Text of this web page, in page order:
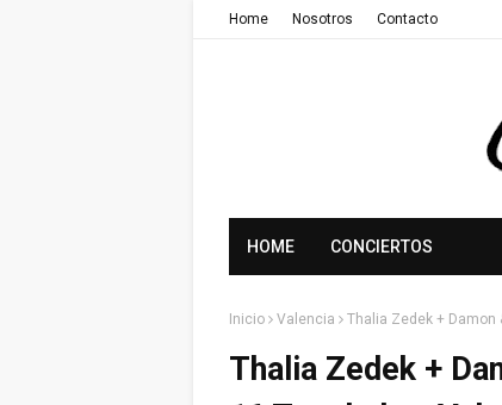
Home Nosotros Contacto
HOME CONCIERTOS
Inicio Valencia Thalia Zedek + Damon
Thalia Zedek +